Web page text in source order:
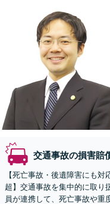
交通事故の損害賠
【死亡事故・後遺障害にも対
超】交通事故を集中的に取り
員が連携して、死亡事故や重